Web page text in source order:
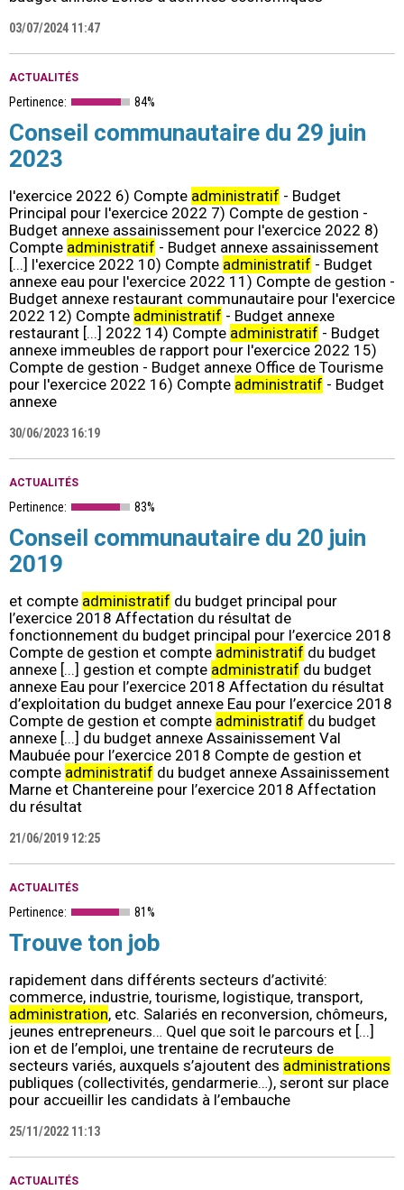
03/07/2024 11:47
ACTUALITÉS
Pertinence: 84%
Conseil communautaire du 29 juin
2023
l'exercice 2022 6) Compte administratif - Budget
Principal pour l'exercice 2022 7) Compte de gestion -
Budget annexe assainissement pour l'exercice 2022 8)
Compte administratif - Budget annexe assainissement
[...] l'exercice 2022 10) Compte administratif - Budget
annexe eau pour l'exercice 2022 11) Compte de gestion -
Budget annexe restaurant communautaire pour l'exercice
2022 12) Compte administratif - Budget annexe
restaurant [...] 2022 14) Compte administratif - Budget
annexe immeubles de rapport pour l'exercice 2022 15)
Compte de gestion - Budget annexe Office de Tourisme
pour l'exercice 2022 16) Compte administratif - Budget
annexe
30/06/2023 16:19
ACTUALITÉS
Pertinence: 83%
Conseil communautaire du 20 juin
2019
et compte administratif du budget principal pour
l’exercice 2018 Affectation du résultat de
fonctionnement du budget principal pour l’exercice 2018
Compte de gestion et compte administratif du budget
annexe [...] gestion et compte administratif du budget
annexe Eau pour l’exercice 2018 Affectation du résultat
d’exploitation du budget annexe Eau pour l’exercice 2018
Compte de gestion et compte administratif du budget
annexe [...] du budget annexe Assainissement Val
Maubuée pour l’exercice 2018 Compte de gestion et
compte administratif du budget annexe Assainissement
Marne et Chantereine pour l’exercice 2018 Affectation
du résultat
21/06/2019 12:25
ACTUALITÉS
Pertinence: 81%
Trouve ton job
rapidement dans différents secteurs d’activité:
commerce, industrie, tourisme, logistique, transport,
administration, etc. Salariés en reconversion, chômeurs,
jeunes entrepreneurs… Quel que soit le parcours et [...]
ion et de l’emploi, une trentaine de recruteurs de
secteurs variés, auxquels s’ajoutent des administrations
publiques (collectivités, gendarmerie…), seront sur place
pour accueillir les candidats à l’embauche
25/11/2022 11:13
ACTUALITÉS